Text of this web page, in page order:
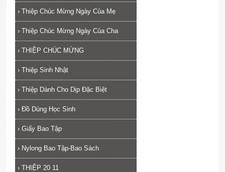
› Thiệp Chúc Mừng Ngày Của Mẹ
› Thiệp Chúc Mừng Ngày Của Cha
› THIỆP CHÚC MỪNG
› Thiệp Sinh Nhật
› Thiệp Dành Cho Dịp Đặc Biệt
› Đồ Dùng Học Sinh
› Giấy Bao Tập
› Nylong Bao Tập-Bao Sách
› THIỆP 20 11